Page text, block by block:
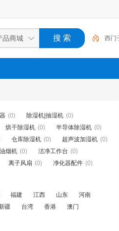
西门
变送
(0) 除湿机|抽湿机 (0)
烘干除湿机 (0) 半导体除湿机 (0)
仓库除湿机 (0) 超声波加湿机 (0)
烟机 (0) 洁净工作台 (0)
离子风扇 (0) 净化器配件 (0)
福建 江西 山东
河南
疆 台湾 香港 澳门